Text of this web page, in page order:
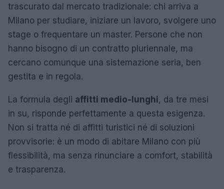
trascurato dal mercato tradizionale: chi arriva a
Milano per studiare, iniziare un lavoro, svolgere uno
stage o frequentare un master. Persone che non
hanno bisogno di un contratto pluriennale, ma
cercano comunque una sistemazione seria, ben
gestita e in regola.
La formula degli affitti medio-lunghi, da tre mesi
in su, risponde perfettamente a questa esigenza.
Non si tratta né di affitti turistici né di soluzioni
provvisorie: è un modo di abitare Milano con più
flessibilità, ma senza rinunciare a comfort, stabilità
e trasparenza.